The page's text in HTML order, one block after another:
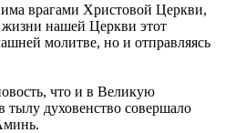
врагами Христовой Церкви,
жизни нашей Церкви этот
молитве, но и отправляясь
что и в Великую
духовенство совершало